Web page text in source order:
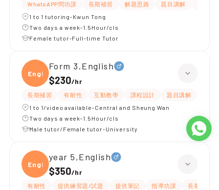
WhatsAPP問功課 長期補習 解題思路 題目講解
1 to 1 tutoring-Kwun Tong
Two days a week-1.5Hour/cls
Female tutor-Full-time Tutor
Engli
Form 3,English
$230/hr
長期補習 有耐性 互動教學 課程設計 題目講解
1 to 1/video available-Central and Sheung Wan
Two days a week-1.5Hour/cls
Male tutor/Female tutor-University
Engli
year 5,English
$350/hr
有耐性 提供練習題/試題 提供筆記 指導功課 長期補習